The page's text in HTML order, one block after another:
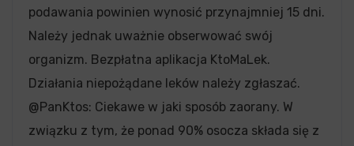
podawania powinien wynosić przynajmniej 15 dni.
Należy jednak uważnie obserwować swój
organizm. Bezpłatna aplikacja KtoMaLek.
Działania niepożądane leków należy zgłaszać.
@PanKtos: Ciekawe w jaki sposób zaorany. W
związku z tym, że ponad 90% osocza składa się z